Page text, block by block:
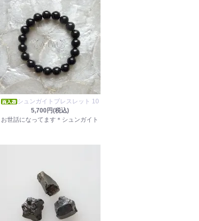
シュンガイトブレスレット 10
5,700円(税込)
お世話になってます＊シュンガイト